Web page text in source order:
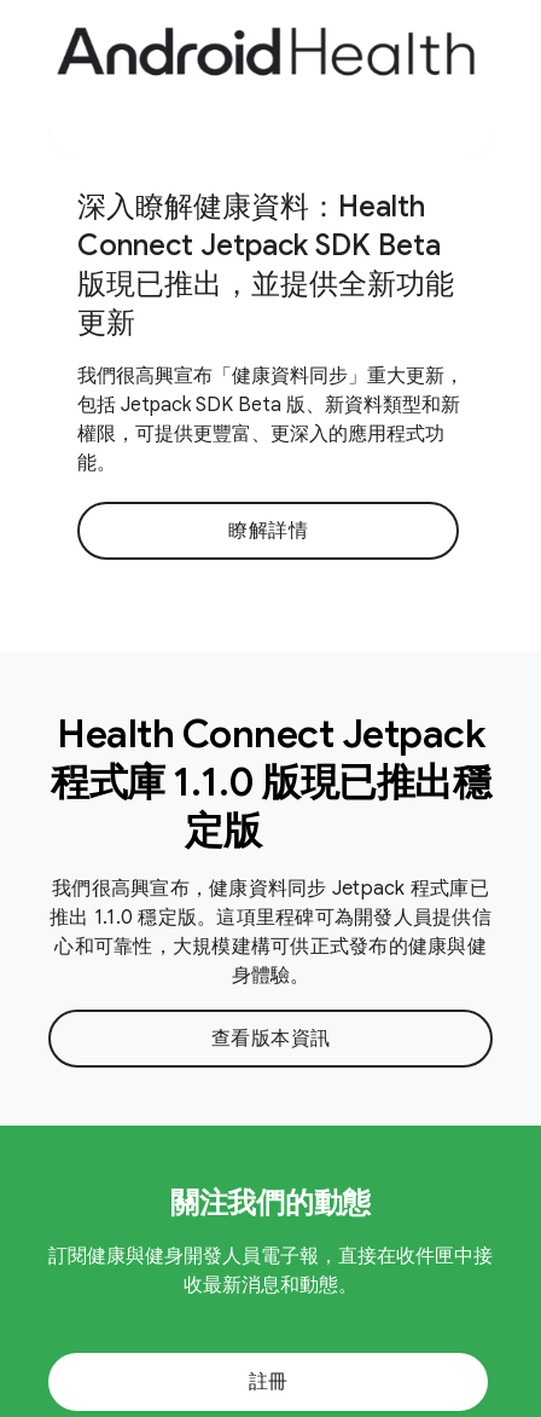
深入瞭解健康資料：Health
Connect Jetpack SDK Beta
版現已推出，並提供全新功能
更新
我們很高興宣布「健康資料同步」重大更新，
包括 Jetpack SDK Beta 版、新資料類型和新
權限，可提供更豐富、更深入的應用程式功
能。
瞭解詳情
Health Connect Jetpack
程式庫 1.1.0 版現已推出穩
定版
我們很高興宣布，健康資料同步 Jetpack 程式庫已
推出 1.1.0 穩定版。這項里程碑可為開發人員提供信
心和可靠性，大規模建構可供正式發布的健康與健
身體驗。
查看版本資訊
關注我們的動態
訂閱健康與健身開發人員電子報，直接在收件匣中接
收最新消息和動態。
註冊